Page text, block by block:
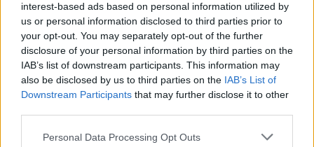
interest-based ads based on personal information utilized by
us or personal information disclosed to third parties prior to
your opt-out. You may separately opt-out of the further
disclosure of your personal information by third parties on the
IAB’s list of downstream participants. This information may
also be disclosed by us to third parties on the IAB’s List of
Downstream Participants that may further disclose it to other
Personal Data Processing Opt Outs